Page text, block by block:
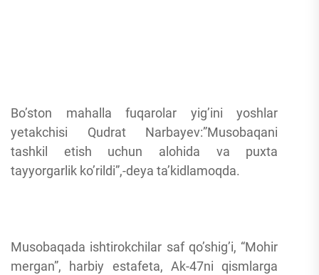
Bo’ston mahalla fuqarolar yig’ini yoshlar
yetakchisi Qudrat Narbayev:”Musobaqani
tashkil etish uchun alohida va puxta
tayyorgarlik ko’rildi”,-deya ta’kidlamoqda.
Musobaqada ishtirokchilar saf qo’shig’i, “Mohir
mergan”, harbiy estafeta, Ak-47ni qismlarga